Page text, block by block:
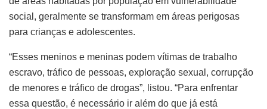
social, geralmente se transformam em áreas perigosas
para crianças e adolescentes.
“Esses meninos e meninas podem vítimas de trabalho
escravo, tráfico de pessoas, exploração sexual, corrupção
de menores e tráfico de drogas”, listou. “Para enfrentar
essa questão, é necessário ir além do que já está